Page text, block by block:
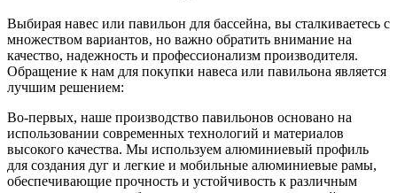
Выбирая навес или павильон для бассейна, вы сталкиваетесь с
множеством вариантов, но важно обратить внимание на
качество, надежность и профессионализм производителя.
Обращение к нам для покупки навеса или павильона является
лучшим решением:
Во-первых, наше производство павильонов основано на
использовании современных технологий и материалов
высокого качества. Мы используем алюминиевый профиль
для создания дуг и легкие и мобильные алюминиевые рамы,
обеспечивающие прочность и устойчивость к различным